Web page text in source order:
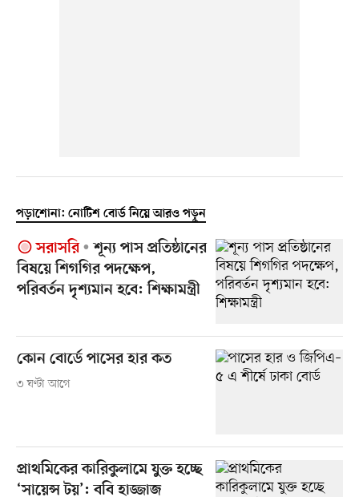
পড়াশোনা: নোটিশ বোর্ড নিয়ে আরও পড়ুন
সরাসরি
শূন্য পাস প্রতিষ্ঠানের
বিষয়ে শিগগির পদক্ষেপ,
পরিবর্তন দৃশ্যমান হবে: শিক্ষামন্ত্রী
কোন বোর্ডে পাসের হার কত
৩ ঘণ্টা আগে
প্রাথমিকের কারিকুলামে যুক্ত হচ্ছে
‘সায়েন্স টয়’: ববি হাজ্জাজ